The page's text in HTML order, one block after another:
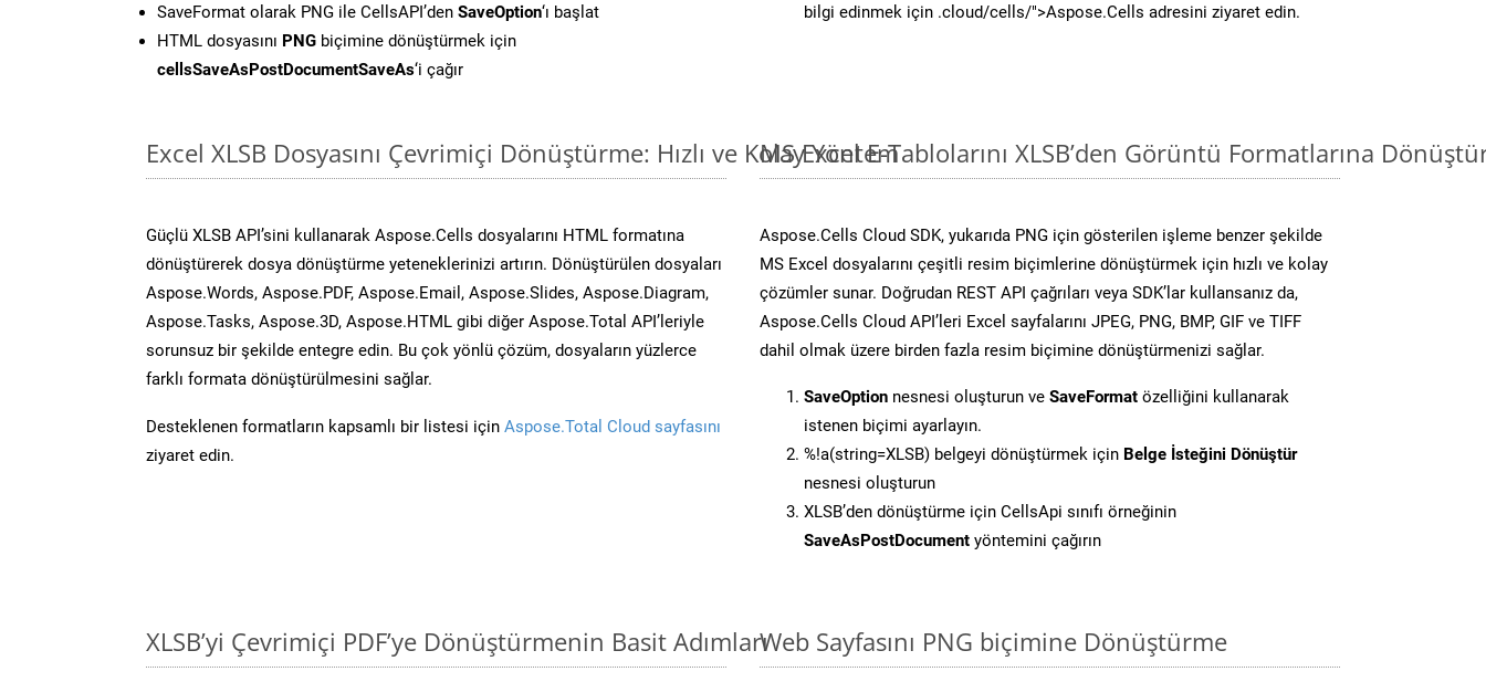
SaveFormat olarak PNG ile CellsAPI’den SaveOption‘ı başlat
HTML dosyasını PNG biçimine dönüştürmek için
cellsSaveAsPostDocumentSaveAs‘i çağır
bilgi edinmek için .cloud/cells/">Aspose.Cells adresini ziyaret edin.
Excel XLSB Dosyasını Çevrimiçi Dönüştürme: Hızlı ve Kolay Yöntem
Güçlü XLSB API’sini kullanarak Aspose.Cells dosyalarını HTML formatına
dönüştürerek dosya dönüştürme yeteneklerinizi artırın. Dönüştürülen dosyaları
Aspose.Words, Aspose.PDF, Aspose.Email, Aspose.Slides, Aspose.Diagram,
Aspose.Tasks, Aspose.3D, Aspose.HTML gibi diğer Aspose.Total API’leriyle
sorunsuz bir şekilde entegre edin. Bu çok yönlü çözüm, dosyaların yüzlerce
farklı formata dönüştürülmesini sağlar.
Desteklenen formatların kapsamlı bir listesi için Aspose.Total Cloud sayfasını
ziyaret edin.
MS Excel E-Tablolarını XLSB’den Görüntü Formatlarına
Aspose.Cells Cloud SDK, yukarıda PNG için gösterilen işleme benzer şekilde
MS Excel dosyalarını çeşitli resim biçimlerine dönüştürmek için hızlı ve kolay
çözümler sunar. Doğrudan REST API çağrıları veya SDK’lar kullansanız da,
Aspose.Cells Cloud API’leri Excel sayfalarını JPEG, PNG, BMP, GIF ve TIFF
dahil olmak üzere birden fazla resim biçimine dönüştürmenizi sağlar.
SaveOption nesnesi oluşturun ve SaveFormat özelliğini kullanarak
istenen biçimi ayarlayın.
%!a(string=XLSB) belgeyi dönüştürmek için Belge İsteğini Dönüştür
nesnesi oluşturun
XLSB’den dönüştürme için CellsApi sınıfı örneğinin
SaveAsPostDocument yöntemini çağırın
XLSB’yi Çevrimiçi PDF’ye Dönüştürmenin Basit AdımlarıWeb Sayfasını PNG biçimine Dönüştürme